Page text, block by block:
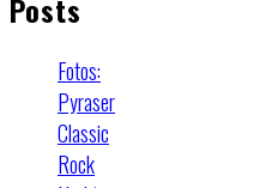
Posts
Fotos:
Pyraser
Classic
Rock